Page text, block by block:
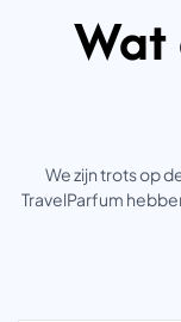
Wat
We zijn trots op
TravelParfum